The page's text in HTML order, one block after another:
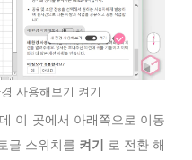
사용해보기 켜기
이 곳에서 아래쪽으로 이동
글 스위치를 켜기 로 전환 해